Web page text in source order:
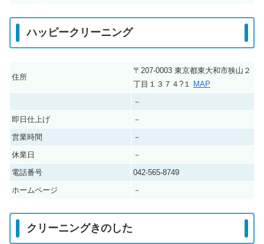
ハッピークリーニング
住所
〒207-0003 東京都東大和市狭山２
丁目１３７４?１ MAP
－
即日仕上げ
－
営業時間
－
休業日
－
電話番号
042-565-8749
ホームページ
－
クリーニングきのした